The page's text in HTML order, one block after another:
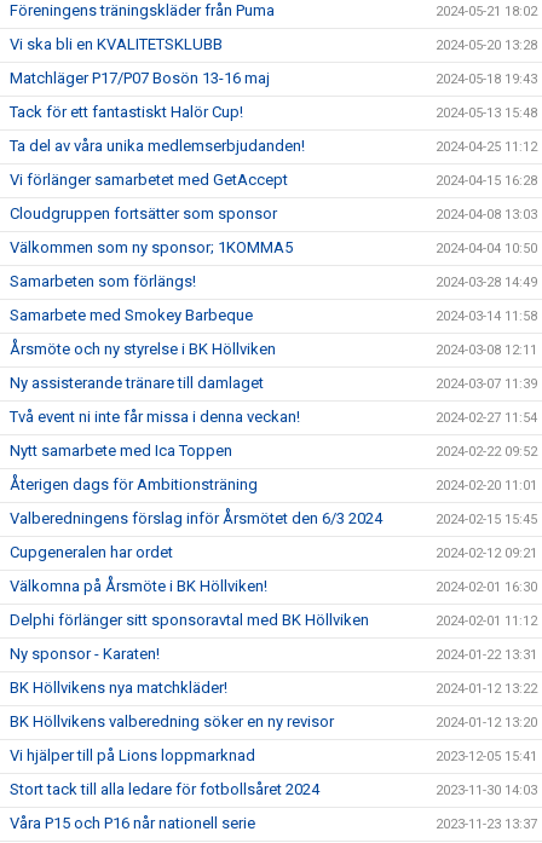
Föreningens träningskläder från Puma 2024-05-21 18:02
Vi ska bli en KVALITETSKLUBB 2024-05-20 13:28
Matchläger P17/P07 Bosön 13-16 maj 2024-05-18 19:43
Tack för ett fantastiskt Halör Cup! 2024-05-13 15:48
Ta del av våra unika medlemserbjudanden! 2024-04-25 11:12
Vi förlänger samarbetet med GetAccept 2024-04-15 16:28
Cloudgruppen fortsätter som sponsor 2024-04-08 13:03
Välkommen som ny sponsor; 1KOMMA5 2024-04-04 10:50
Samarbeten som förlängs! 2024-03-28 14:49
Samarbete med Smokey Barbeque 2024-03-14 11:58
Årsmöte och ny styrelse i BK Höllviken 2024-03-08 12:11
Ny assisterande tränare till damlaget 2024-03-07 11:39
Två event ni inte får missa i denna veckan! 2024-02-27 11:54
Nytt samarbete med Ica Toppen 2024-02-22 09:52
Återigen dags för Ambitionsträning 2024-02-20 11:01
Valberedningens förslag inför Årsmötet den 6/3 2024 2024-02-15 15:45
Cupgeneralen har ordet 2024-02-12 09:21
Välkomna på Årsmöte i BK Höllviken! 2024-02-01 16:30
Delphi förlänger sitt sponsoravtal med BK Höllviken 2024-02-01 11:12
Ny sponsor - Karaten! 2024-01-22 13:31
BK Höllvikens nya matchkläder! 2024-01-12 13:22
BK Höllvikens valberedning söker en ny revisor 2024-01-12 13:20
Vi hjälper till på Lions loppmarknad 2023-12-05 15:41
Stort tack till alla ledare för fotbollsåret 2024 2023-11-30 14:03
Våra P15 och P16 når nationell serie 2023-11-23 13:37